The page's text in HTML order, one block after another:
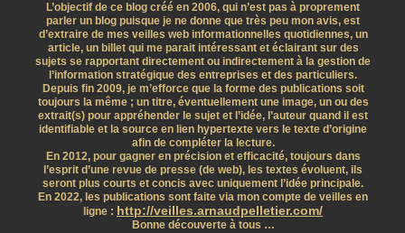
L’objectif de ce blog créé en 2006, qui n’est pas à proprement
parler un blog puisque je ne donne que très peu mon avis, est
d’extraire de mes veilles web informationnelles quotidiennes, un
article, un billet qui me parait intéressant et éclairant sur des
sujets se rapportant directement ou indirectement à la gestion de
l’information stratégique des entreprises et des particuliers.
Depuis fin 2009, je m’efforce que la forme des publications soit
toujours la même ; un titre, éventuellement une image, un ou des
extrait(s) pour appréhender le sujet et l’idée, l’auteur quand il est
identifiable et la source en lien hypertexte vers le texte d’origine
afin de compléter la lecture.
En 2012, pour gagner en précision et efficacité, toujours dans
l’esprit d’une revue de presse (de web), les textes évoluent, ils
seront plus courts et concis avec uniquement l’idée principale.
En 2022, les publications sont faite via mon compte de veilles en
ligne : http://veilles.arnaudpelletier.com/
Bonne découverte à tous …